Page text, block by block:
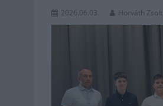
2026.06.03. Horváth Zsolt